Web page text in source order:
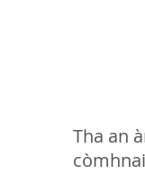
Tha an